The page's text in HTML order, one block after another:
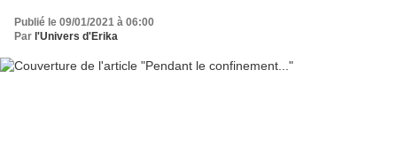
Publié le 09/01/2021 à 06:00
Par l'Univers d'Erika